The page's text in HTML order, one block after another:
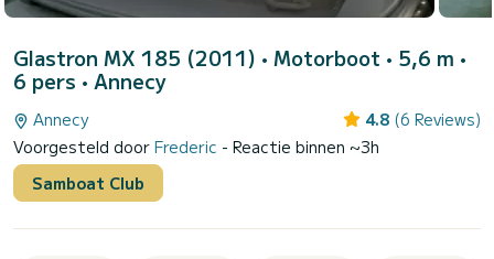
Glastron MX 185 (2011) • Motorboot • 5,6 m •
6 pers • Annecy
Annecy 4.8 (6 Reviews)
Voorgesteld door Frederic - Reactie binnen ~3h
Samboat Club